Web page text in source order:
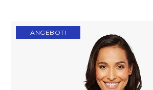
ANGEBOT!